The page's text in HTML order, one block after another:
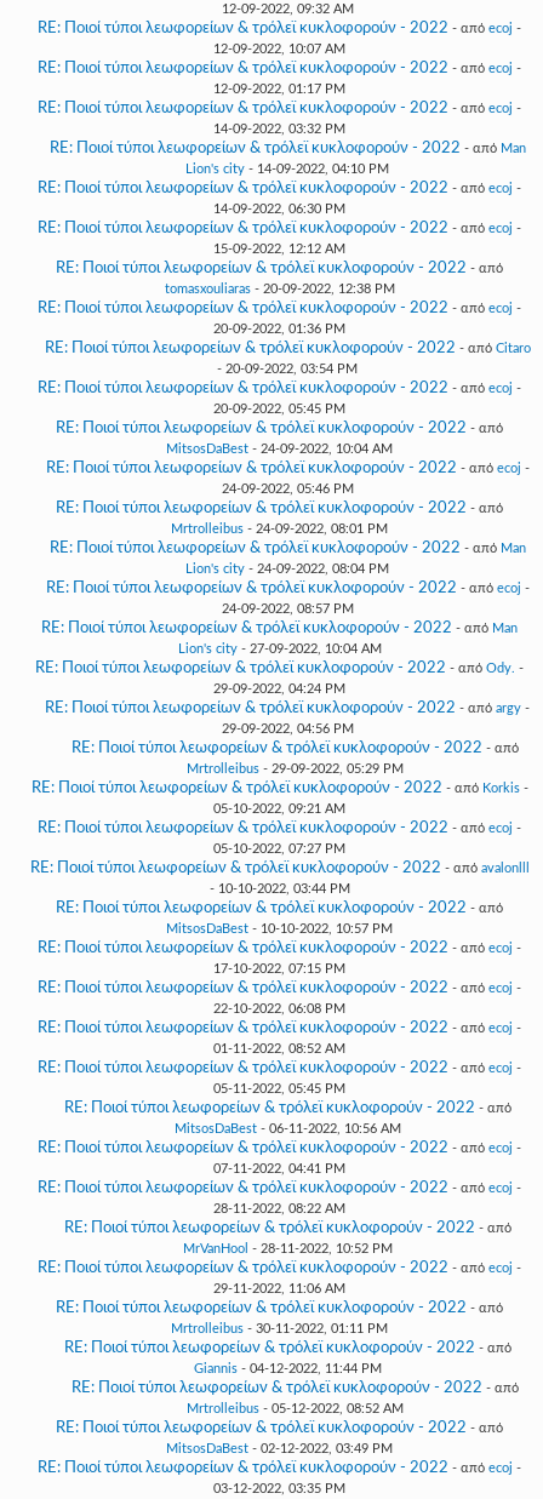
12-09-2022, 09:32 AM
RE: Ποιοί τύποι λεωφορείων & τρόλεϊ κυκλοφορούν - 2022 - από ecoj -
12-09-2022, 10:07 AM
RE: Ποιοί τύποι λεωφορείων & τρόλεϊ κυκλοφορούν - 2022 - από ecoj -
12-09-2022, 01:17 PM
RE: Ποιοί τύποι λεωφορείων & τρόλεϊ κυκλοφορούν - 2022 - από ecoj -
14-09-2022, 03:32 PM
RE: Ποιοί τύποι λεωφορείων & τρόλεϊ κυκλοφορούν - 2022 - από Man
Lion's city - 14-09-2022, 04:10 PM
RE: Ποιοί τύποι λεωφορείων & τρόλεϊ κυκλοφορούν - 2022 - από ecoj -
14-09-2022, 06:30 PM
RE: Ποιοί τύποι λεωφορείων & τρόλεϊ κυκλοφορούν - 2022 - από ecoj -
15-09-2022, 12:12 AM
RE: Ποιοί τύποι λεωφορείων & τρόλεϊ κυκλοφορούν - 2022 - από
tomasxouliaras- 20-09-2022, 12:38 PM
RE: Ποιοί τύποι λεωφορείων & τρόλεϊ κυκλοφορούν - 2022 - από ecoj -
20-09-2022, 01:36 PM
RE: Ποιοί τύποι λεωφορείων & τρόλεϊ κυκλοφορούν - 2022 - από Citaro
- 20-09-2022, 03:54 PM
RE: Ποιοί τύποι λεωφορείων & τρόλεϊ κυκλοφορούν - 2022 - από ecoj -
20-09-2022, 05:45 PM
RE: Ποιοί τύποι λεωφορείων & τρόλεϊ κυκλοφορούν - 2022 - από
MitsosDaBest - 24-09-2022, 10:04 AM
RE: Ποιοί τύποι λεωφορείων & τρόλεϊ κυκλοφορούν - 2022 - από ecoj -
24-09-2022, 05:46 PM
RE: Ποιοί τύποι λεωφορείων & τρόλεϊ κυκλοφορούν - 2022 - από
Mrtrolleibus - 24-09-2022, 08:01 PM
RE: Ποιοί τύποι λεωφορείων & τρόλεϊ κυκλοφορούν - 2022 - από Man
Lion's city - 24-09-2022, 08:04 PM
RE: Ποιοί τύποι λεωφορείων & τρόλεϊ κυκλοφορούν - 2022 - από ecoj -
24-09-2022, 08:57 PM
RE: Ποιοί τύποι λεωφορείων & τρόλεϊ κυκλοφορούν - 2022 - από Man
Lion's city- 27-09-2022, 10:04 AM
RE: Ποιοί τύποι λεωφορείων & τρόλεϊ κυκλοφορούν - 2022 - από Ody. -
29-09-2022, 04:24 PM
RE: Ποιοί τύποι λεωφορείων & τρόλεϊ κυκλοφορούν - 2022 - από argy -
29-09-2022, 04:56 PM
RE: Ποιοί τύποι λεωφορείων & τρόλεϊ κυκλοφορούν - 2022 - από
Mrtrolleibus - 29-09-2022, 05:29 PM
RE: Ποιοί τύποι λεωφορείων & τρόλεϊ κυκλοφορούν - 2022 - από Korkis-
05-10-2022, 09:21 AM
RE: Ποιοί τύποι λεωφορείων & τρόλεϊ κυκλοφορούν - 2022 - από ecoj -
05-10-2022, 07:27 PM
RE: Ποιοί τύποι λεωφορείων & τρόλεϊ κυκλοφορούν - 2022 - από avalonlll
- 10-10-2022, 03:44 PM
RE: Ποιοί τύποι λεωφορείων & τρόλεϊ κυκλοφορούν - 2022 - από
MitsosDaBest - 10-10-2022, 10:57 PM
RE: Ποιοί τύποι λεωφορείων & τρόλεϊ κυκλοφορούν - 2022 - από ecoj -
17-10-2022, 07:15 PM
RE: Ποιοί τύποι λεωφορείων & τρόλεϊ κυκλοφορούν - 2022 - από ecoj -
22-10-2022, 06:08 PM
RE: Ποιοί τύποι λεωφορείων & τρόλεϊ κυκλοφορούν - 2022 - από ecoj -
01-11-2022, 08:52 AM
RE: Ποιοί τύποι λεωφορείων & τρόλεϊ κυκλοφορούν - 2022 - από ecoj -
05-11-2022, 05:45 PM
RE: Ποιοί τύποι λεωφορείων & τρόλεϊ κυκλοφορούν - 2022 - από
MitsosDaBest- 06-11-2022, 10:56 AM
RE: Ποιοί τύποι λεωφορείων & τρόλεϊ κυκλοφορούν - 2022 - από ecoj -
07-11-2022, 04:41 PM
RE: Ποιοί τύποι λεωφορείων & τρόλεϊ κυκλοφορούν - 2022 - από ecoj -
28-11-2022, 08:22 AM
RE: Ποιοί τύποι λεωφορείων & τρόλεϊ κυκλοφορούν - 2022 - από
MrVanHool - 28-11-2022, 10:52 PM
RE: Ποιοί τύποι λεωφορείων & τρόλεϊ κυκλοφορούν - 2022 - από ecoj -
29-11-2022, 11:06 AM
RE: Ποιοί τύποι λεωφορείων & τρόλεϊ κυκλοφορούν - 2022 - από
Mrtrolleibus - 30-11-2022, 01:11 PM
RE: Ποιοί τύποι λεωφορείων & τρόλεϊ κυκλοφορούν - 2022 - από
Giannis- 04-12-2022, 11:44 PM
RE: Ποιοί τύποι λεωφορείων & τρόλεϊ κυκλοφορούν - 2022 - από
Mrtrolleibus - 05-12-2022, 08:52 AM
RE: Ποιοί τύποι λεωφορείων & τρόλεϊ κυκλοφορούν - 2022 - από
MitsosDaBest - 02-12-2022, 03:49 PM
RE: Ποιοί τύποι λεωφορείων & τρόλεϊ κυκλοφορούν - 2022 - από ecoj -
03-12-2022, 03:35 PM